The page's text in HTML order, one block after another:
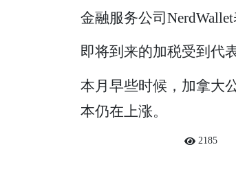
金融服务公司
即将到来的加税受到代
本月早些时候，加拿大
本仍在上涨。
2185